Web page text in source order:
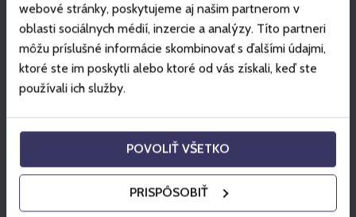
webové stránky, poskytujeme aj našim partnerom v
oblasti sociálnych médií, inzercie a analýzy. Títo partneri
môžu príslušné informácie skombinovať s ďalšími údajmi,
ktoré ste im poskytli alebo ktoré od vás získali, keď ste
používali ich služby.
POVOLIŤ VŠETKO
PRISPÔSOBIŤ
Stay in touch with Gopass